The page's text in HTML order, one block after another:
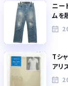
ニー
ムを
Tシ
アリ